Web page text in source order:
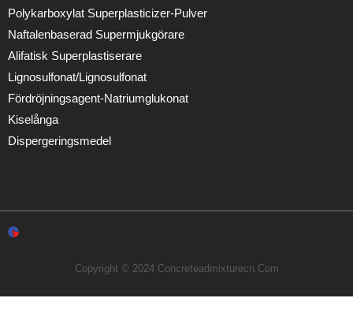
Polykarboxylat Superplasticizer-Pulver
Naftalenbaserad Supermjukgörare
Alifatisk Superplastiserare
Lignosulfonat/lignosulfonat
Fördröjningsagent-Natriumglukonat
Kiselånga
Dispergeringsmedel
Copyright © 2024 Concreteadmixturecn.com